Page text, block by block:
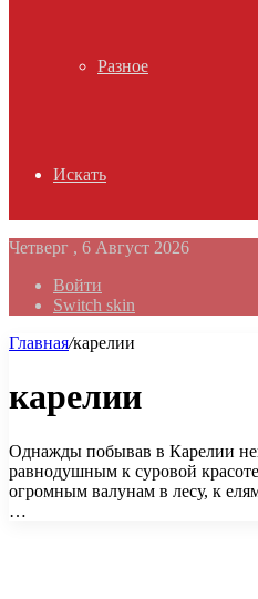
Разное
Искать
Четверг , 6 Август 2026
Войти
Switch skin
Главная/карелии
карелии
Однажды побывав в Карелии
равнодушным к суровой
огромным валунам в лесу, к
…